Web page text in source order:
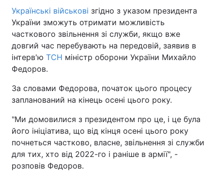
Українські військові згідно з указом президента
України зможуть отримати можливість
часткового звільнення зі служби, якщо вже
довгий час перебувають на передовій, заявив в
інтерв'ю ТСН міністр оборони України Михайло
Федоров.
За словами Федорова, початок цього процесу
запланований на кінець осені цього року.
"Ми домовилися з президентом про це, і це була
його ініціатива, що від кінця осені цього року
почнеться частково, власне, звільнення зі служби
для тих, хто від 2022-го і раніше в армії", -
розповів Федоров.